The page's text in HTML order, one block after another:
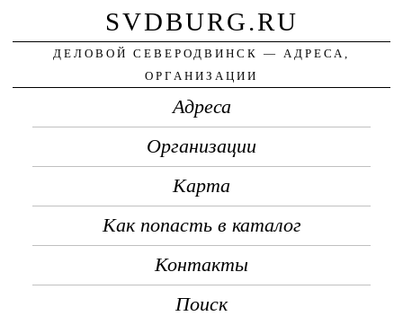
SVDBURG.RU
ДЕЛОВОЙ СЕВЕРОДВИНСК — АДРЕСА,
ОРГАНИЗАЦИИ
Адреса
Организации
Карта
Как попасть в каталог
Контакты
Поиск